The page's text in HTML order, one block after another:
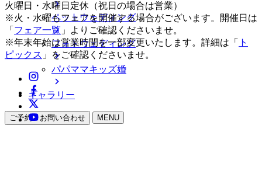
ペットウェディング
フォトウェディング
パパママキッズ婚
ギャラリー
ご予約・お問い合わせ MENU
火曜日・水曜日定休（祝日の場合は営業）
※火・水曜もフェアを開催する場合がございます。開催日は
「 フェア一覧 」よりご確認くださいませ。
※年末年始は営業時間を一部変更いたします。詳細は「
ト
ピックス 」をご確認くださいませ。